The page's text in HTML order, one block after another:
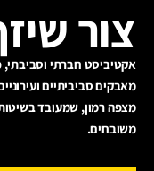
צור
אקטיביסט חברתי וסביבתי,
מאבקים סביביתיים
מצפה רמון, שמעובד בשיטות
משובחים.